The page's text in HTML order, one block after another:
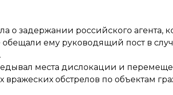
о задержании российского агента,
ему руководящий пост в
места дислокации и
вражеских обстрелов по объектам